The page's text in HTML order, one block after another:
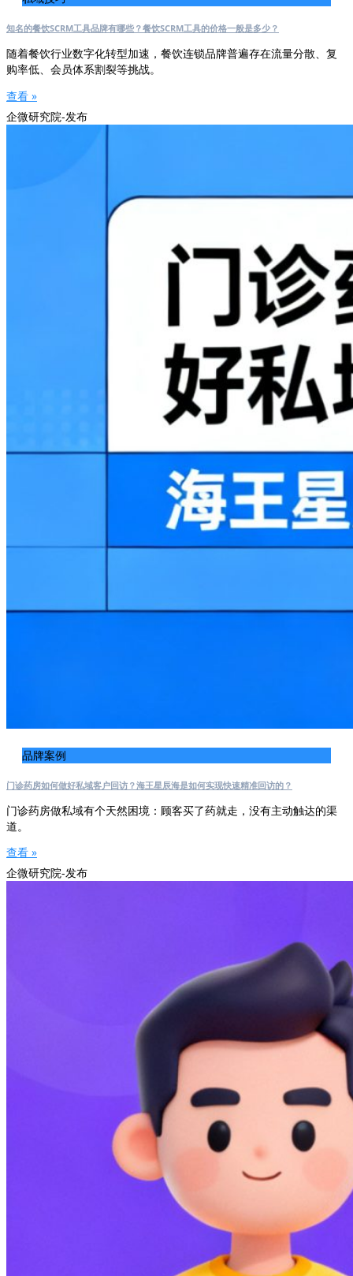
知名的餐饮SCRM工具品牌有哪些？餐饮SCRM工具的价格一般是多少？
随着餐饮行业数字化转型加速，餐饮连锁品牌普遍存在流量分散、复
购率低、会员体系割裂等挑战。
查看 »
企微研究院-发布
品牌案例
门诊药房如何做好私域客户回访？海王星辰海是如何实现快速精准回访的？
门诊药房做私域有个天然困境：顾客买了药就走，没有主动触达的渠
道。
查看 »
企微研究院-发布